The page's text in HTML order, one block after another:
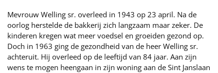
Mevrouw Welling sr. overleed in 1943 op 23 april. Na de
oorlog herstelde de bakkerij zich langzaam maar zeker. De
kinderen kregen wat meer voedsel en groeiden gezond op.
Doch in 1963 ging de gezondheid van de heer Welling sr.
achteruit. Hij overleed op de leeftijd van 84 jaar. Aan zijn
wens te mogen heengaan in zijn woning aan de Sint Janslaan